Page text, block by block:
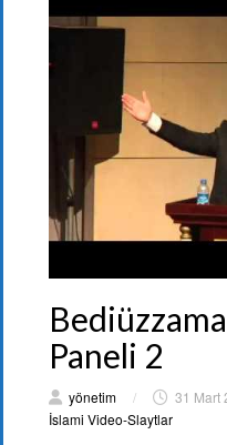
Paneli 2
yönetim / 31 Mart
İslami Video-Slaytlar